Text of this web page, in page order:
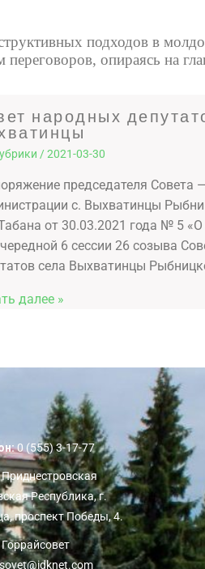
подходов в
опираясь на
народных
/2021-03-30
председателя Совета
с. Выхватинцы
от 30.03.2021 года № 5
6 сессии 26 созыва
села Выхватинцы
далее »
0 (555) 3-17-77
Республика, г.
проспект Победы, 4.
Горрайсовет